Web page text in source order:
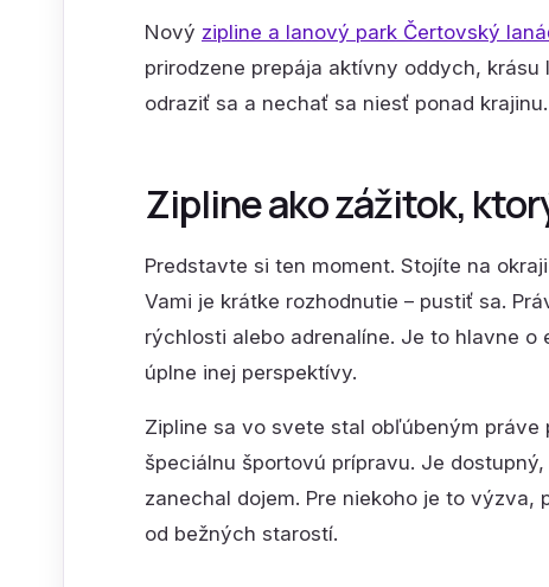
Nový zipline a lanový park Čertovský
prirodzene prepája aktívny oddych,
odraziť sa a nechať sa niesť ponad krajinu.
Zipline ako zážitok,
Predstavte si ten moment. Stojíte na
Vami je krátke rozhodnutie – pustiť sa.
rýchlosti alebo adrenalíne. Je to hlavne
úplne inej perspektívy.
Zipline sa vo svete stal obľúbeným
špeciálnu športovú prípravu. Je
zanechal dojem. Pre niekoho je to
od bežných starostí.